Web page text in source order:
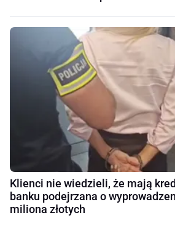
Klienci nie wiedzieli, że mają
banku podejrzana o
miliona złotych